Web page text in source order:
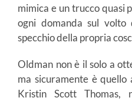
mimica e un trucco quasi
ogni domanda sul volto
specchio della propria
Oldman non è il solo a
ma sicuramente è quello
Kristin Scott Thomas,